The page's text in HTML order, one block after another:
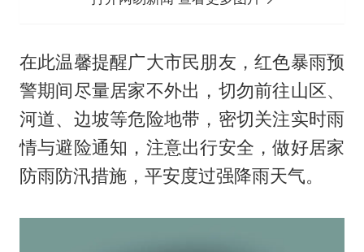
在此温馨提醒广大市民朋友，红色暴雨预
警期间尽量居家不外出，切勿前往山区、
河道、边坡等危险地带，密切关注实时雨
情与避险通知，注意出行安全，做好居家
防雨防汛措施，平安度过强降雨天气。